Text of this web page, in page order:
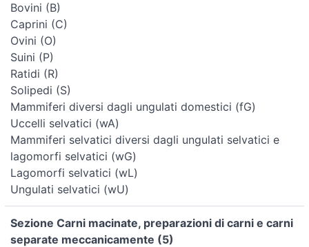
Bovini (B)
Caprini (C)
Ovini (O)
Suini (P)
Ratidi (R)
Solipedi (S)
Mammiferi diversi dagli ungulati domestici (fG)
Uccelli selvatici (wA)
Mammiferi selvatici diversi dagli ungulati selvatici e
lagomorfi selvatici (wG)
Lagomorfi selvatici (wL)
Ungulati selvatici (wU)
Sezione Carni macinate, preparazioni di carni e carni
separate meccanicamente (5)